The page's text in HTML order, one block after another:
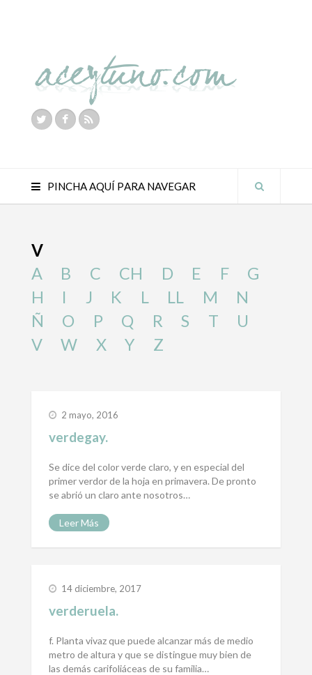
PINCHA AQUÍ PARA NAVEGAR
V
A B C CH D E F
G
H
I J K L LL M
N
Ñ
O P Q R S T
U
V
W X Y Z
2 mayo, 2016
verdegay.
Se dice del color verde claro, y en especial del
primer verdor de la hoja en primavera. De pronto
se abrió un claro ante nosotros…
Leer Más
14 diciembre, 2017
verderuela.
f. Planta vivaz que puede alcanzar más de medio
metro de altura y que se distingue muy bien de
las demás carifoliáceas de su familia…